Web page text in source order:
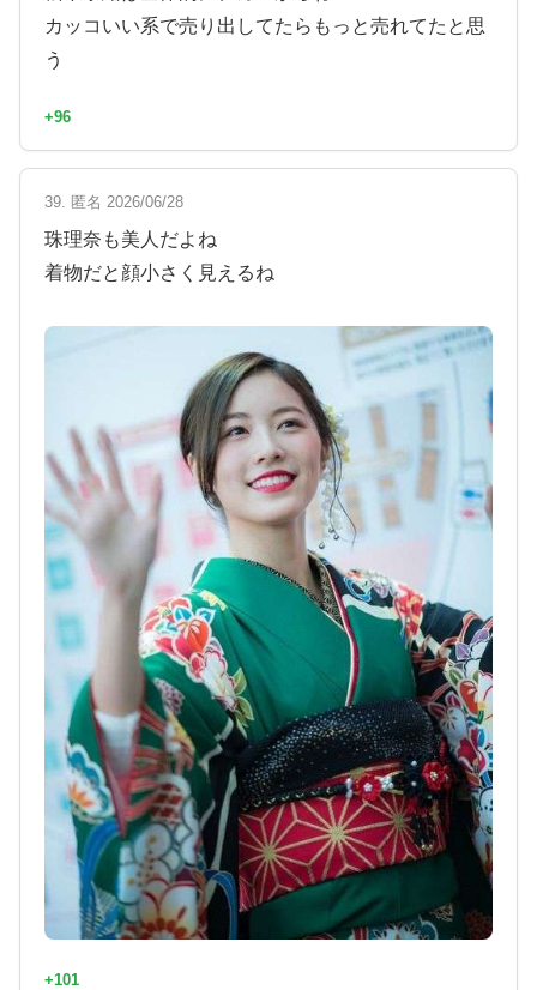
カッコいい系で売り出してたらもっと売れてたと思
う
+96
39. 匿名 2026/06/28
珠理奈も美人だよね
着物だと顔小さく見えるね
+101